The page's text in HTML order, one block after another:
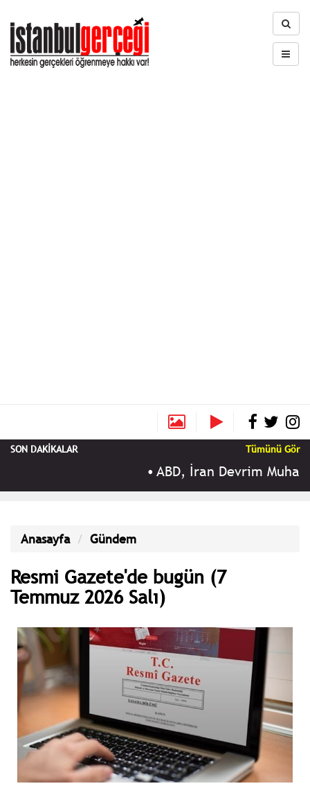
SON DAKİKALAR Tümünü Gör
ABD, İran Devrim
Anasayfa Gündem
Resmi Gazete'de bugün (7
Temmuz 2026 Salı)